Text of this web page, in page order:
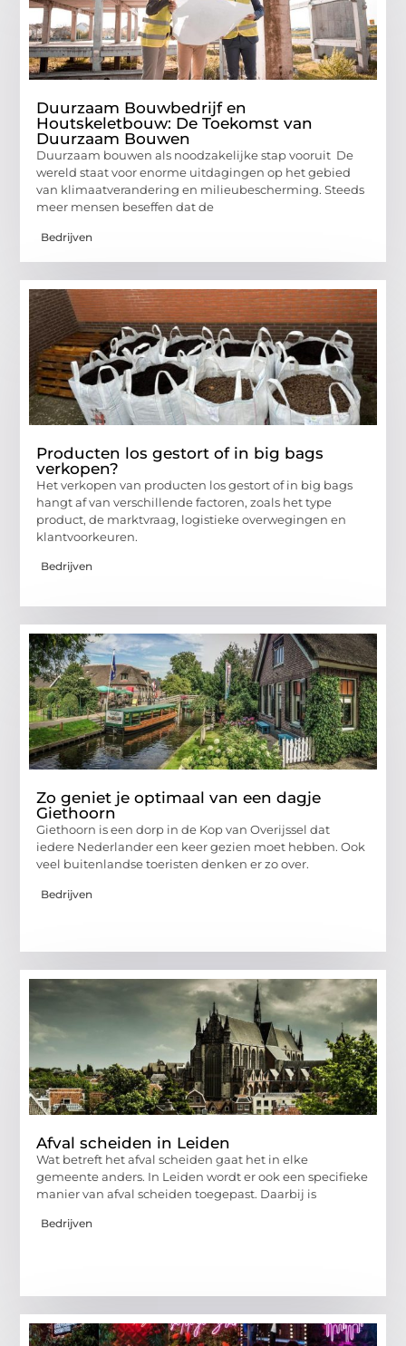
Duurzaam Bouwbedrijf en
Houtskeletbouw: De Toekomst van
Duurzaam Bouwen
Duurzaam bouwen als noodzakelijke stap vooruit De
wereld staat voor enorme uitdagingen op het gebied
van klimaatverandering en milieubescherming. Steeds
meer mensen beseffen dat de
Bedrijven
Producten los gestort of in big bags
verkopen?
Het verkopen van producten los gestort of in big bags
hangt af van verschillende factoren, zoals het type
product, de marktvraag, logistieke overwegingen en
klantvoorkeuren.
Bedrijven
Zo geniet je optimaal van een dagje
Giethoorn
Giethoorn is een dorp in de Kop van Overijssel dat
iedere Nederlander een keer gezien moet hebben. Ook
veel buitenlandse toeristen denken er zo over.
Bedrijven
Afval scheiden in Leiden
Wat betreft het afval scheiden gaat het in elke
gemeente anders. In Leiden wordt er ook een specifieke
manier van afval scheiden toegepast. Daarbij is
Bedrijven